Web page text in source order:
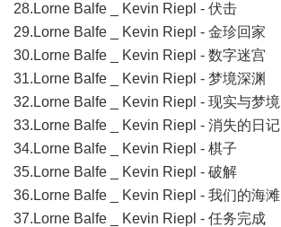
28.Lorne Balfe _ Kevin Riepl - 伏击
29.Lorne Balfe _ Kevin Riepl - 金珍回家
30.Lorne Balfe _ Kevin Riepl - 数字迷宫
31.Lorne Balfe _ Kevin Riepl - 梦境深渊
32.Lorne Balfe _ Kevin Riepl - 现实与梦境
33.Lorne Balfe _ Kevin Riepl - 消失的日记
34.Lorne Balfe _ Kevin Riepl - 棋子
35.Lorne Balfe _ Kevin Riepl - 破解
36.Lorne Balfe _ Kevin Riepl - 我们的海滩
37.Lorne Balfe _ Kevin Riepl - 任务完成